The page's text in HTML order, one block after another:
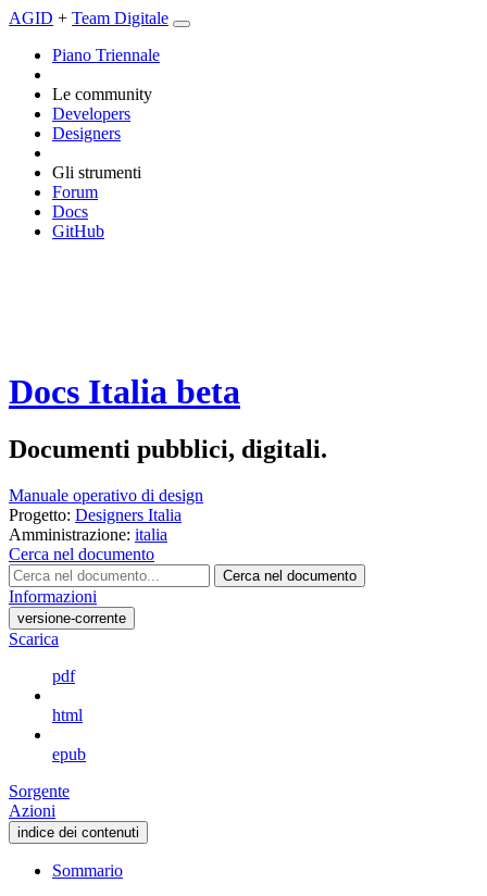
AGID + Team Digitale
Piano Triennale
Le community
Developers
Designers
Gli strumenti
Forum
Docs
GitHub
Docs Italia beta
Documenti pubblici, digitali.
Manuale operativo di design
Progetto: Designers Italia
Amministrazione: italia
Cerca nel documento
Cerca nel documento
Informazioni
versione-corrente
Scarica
pdf
html
epub
Sorgente
Azioni
indice dei contenuti
Sommario